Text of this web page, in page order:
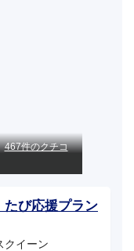
467件のクチコ
び応援プラン
イーン